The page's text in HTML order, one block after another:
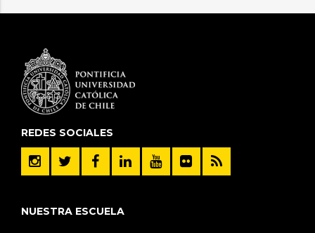
REDES SOCIALES
NUESTRA ESCUELA